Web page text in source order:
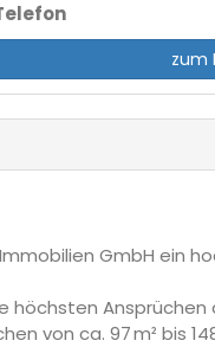
zum
GmbH ein
von ca. 97 m² bis